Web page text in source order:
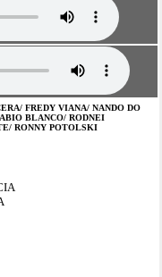
FREDY VIANA/ NANDO DO
BLANCO/ RODNEI
RONNY POTOLSKI